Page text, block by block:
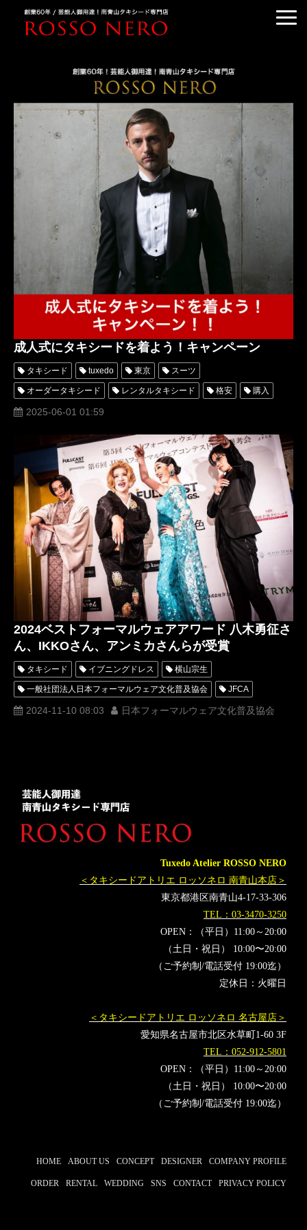
TUXEDO RENTAL
TUXEDO RANKING
KIMONO DRESS
CUSTOMER'S VOICE
COLUMN &BLOG
ABOUT US
ACCESS
成人式にタキシードを着よう！キャンペーン
タキシード tuxedo 東京 スーツ
オーダータキシード レンタルタキシード 格安 購入
名古屋 横浜
suit 2025 2024 ブランド
2025-06-01 01:59
2024ベストフォーマルウェアアワード 八木勇征さ
ん、IKKOさん、アンミカさんらが受賞
タキシード イブニングドレス 横山宗生
一般社団法人日本フォーマルウェア文化普及協会 JFCA
IKKO ミスコンテスト ミスターコンテスト
フォーマルウェアコンテスト
コムドットやまと 八木勇征
MaisonMUNETAKAYOKOYAMA FULLCASTRAISERZ
2024-11-10 08:03 日本フォーマルウェア文化普及協会
Tuxedo Atelier ROSSO NERO
＜タキシードアトリエ ロッソネロ 南青山本店＞
東京都港区南青山4-17-33-306
TEL：03-3470-3250
OPEN：（平日）11:00～20:00
（土日・祝日） 10:00〜20:00
（ご予約制/電話受付 19:00迄）
定休日：火曜日
＜タキシードアトリエ ロッソネロ 名古屋店＞
愛知県名古屋市北区水草町1-60 3F
TEL：052-912-5801
OPEN：（平日）11:00～20:00
（土日・祝日） 10:00〜20:00
（ご予約制/電話受付 19:00迄）
HOME ABOUT US CONCEPT DESIGNER COMPANY PROFILE
ORDER RENTAL WEDDING SNS CONTACT PRIVACY POLICY